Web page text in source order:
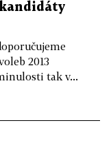
2013
tak v...